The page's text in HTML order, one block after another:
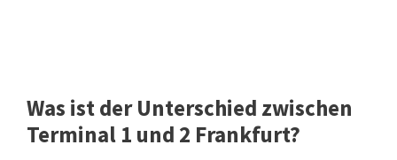
Was ist der Unterschied zwischen
Terminal 1 und 2 Frankfurt?